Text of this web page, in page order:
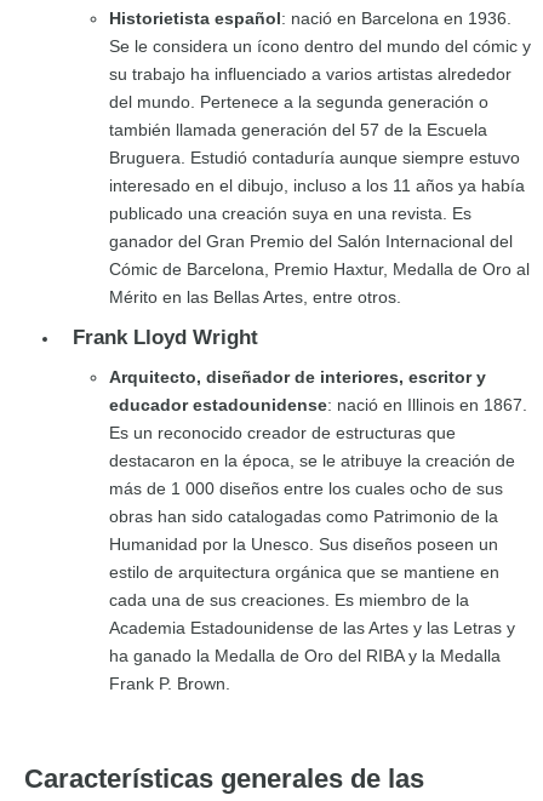
Historietista español: nació en Barcelona en 1936.
Se le considera un ícono dentro del mundo del cómic y
su trabajo ha influenciado a varios artistas alrededor
del mundo. Pertenece a la segunda generación o
también llamada generación del 57 de la Escuela
Bruguera. Estudió contaduría aunque siempre estuvo
interesado en el dibujo, incluso a los 11 años ya había
publicado una creación suya en una revista. Es
ganador del Gran Premio del Salón Internacional del
Cómic de Barcelona, Premio Haxtur, Medalla de Oro al
Mérito en las Bellas Artes, entre otros.
Frank Lloyd Wright
Arquitecto, diseñador de interiores, escritor y
educador estadounidense: nació en Illinois en 1867.
Es un reconocido creador de estructuras que
destacaron en la época, se le atribuye la creación de
más de 1 000 diseños entre los cuales ocho de sus
obras han sido catalogadas como Patrimonio de la
Humanidad por la Unesco. Sus diseños poseen un
estilo de arquitectura orgánica que se mantiene en
cada una de sus creaciones. Es miembro de la
Academia Estadounidense de las Artes y las Letras y
ha ganado la Medalla de Oro del RIBA y la Medalla
Frank P. Brown.
Características generales de las